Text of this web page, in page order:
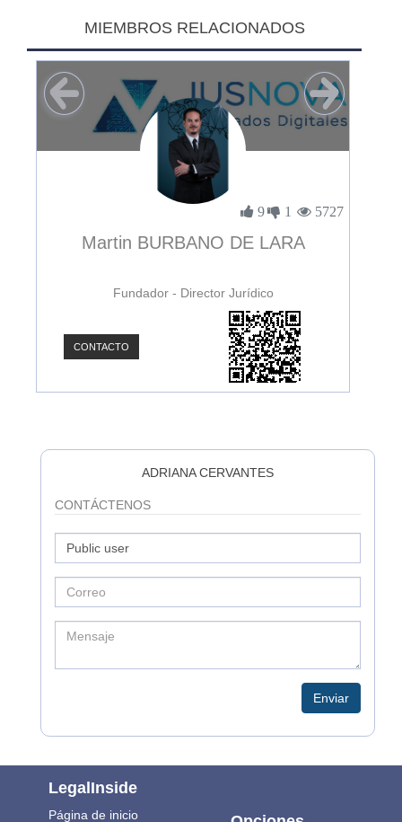
MIEMBROS RELACIONADOS
9 1 5727
Martin BURBANO DE LARA
Fundador - Director Jurídico
CONTACTO
ADRIANA CERVANTES
CONTÁCTENOS
Enviar
LegalInside
Página de inicio